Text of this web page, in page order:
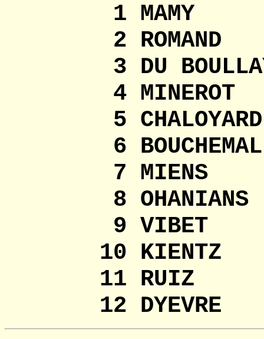
1 MAMY
2
3 DU
4
5
6
7 MIENS
8
9 VIBET
10
11 RUIZ
12 DYEVRE